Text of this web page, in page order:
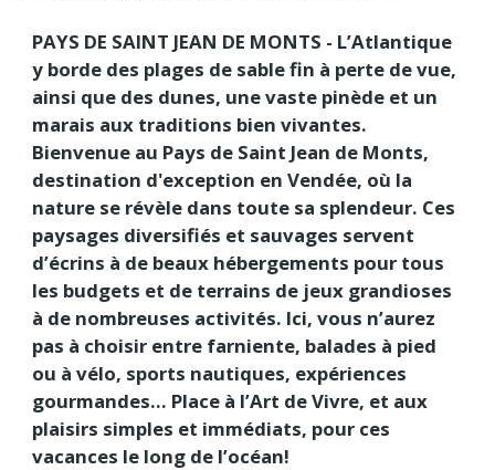
PAYS DE SAINT JEAN DE MONTS - L’Atlantique
y borde des plages de sable fin à perte de vue,
ainsi que des dunes, une vaste pinède et un
marais aux traditions bien vivantes.
Bienvenue au Pays de Saint Jean de Monts,
destination d'exception en Vendée, où la
nature se révèle dans toute sa splendeur. Ces
paysages diversifiés et sauvages servent
d’écrins à de beaux hébergements pour tous
les budgets et de terrains de jeux grandioses
à de nombreuses activités. Ici, vous n’aurez
pas à choisir entre farniente, balades à pied
ou à vélo, sports nautiques, expériences
gourmandes… Place à l’Art de Vivre, et aux
plaisirs simples et immédiats, pour ces
vacances le long de l’océan!